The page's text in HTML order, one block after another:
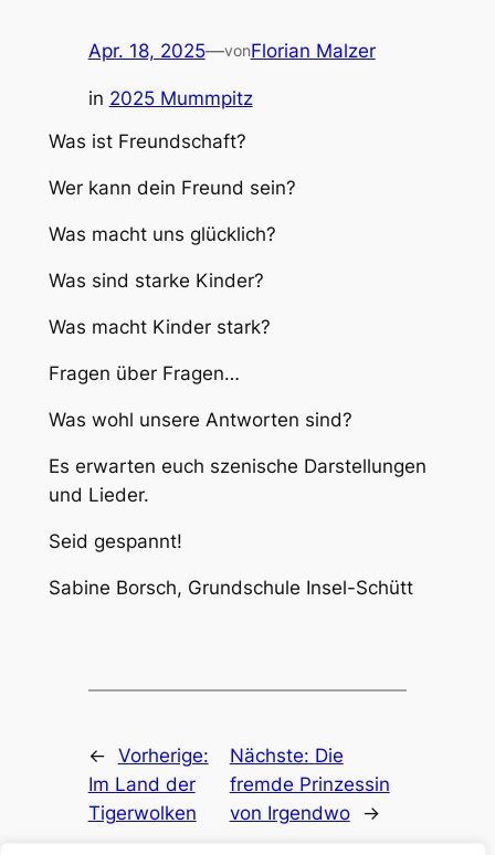
Apr. 18, 2025—vonFlorian Malzer
in 2025 Mummpitz
Was ist Freundschaft?
Wer kann dein Freund sein?
Was macht uns glücklich?
Was sind starke Kinder?
Was macht Kinder stark?
Fragen über Fragen…
Was wohl unsere Antworten sind?
Es erwarten euch szenische Darstellungen
und Lieder.
Seid gespannt!
Sabine Borsch, Grundschule Insel-Schütt
← Vorherige:
Im Land der
Tigerwolken
Nächste: Die
fremde Prinzessin
von Irgendwo
→